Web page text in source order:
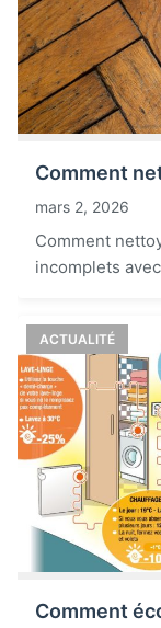
Comment
mars 2, 2026
Comment
incomplets
ACTUALITÉ
Comment